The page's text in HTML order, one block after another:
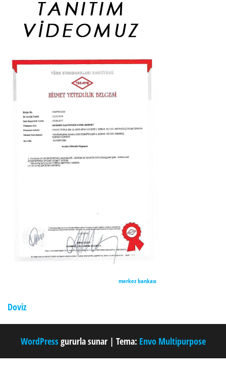
merkez bankası
Doviz
WordPressgururla sunar | Tema: Envo Multipurpose